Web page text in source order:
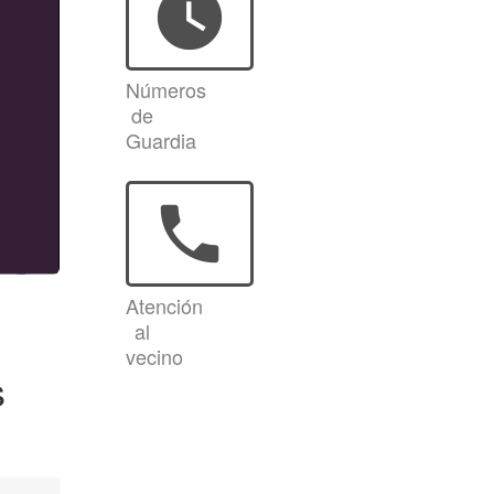
watch_later
Números
de
Guardia
phone
Atención
al
vecino